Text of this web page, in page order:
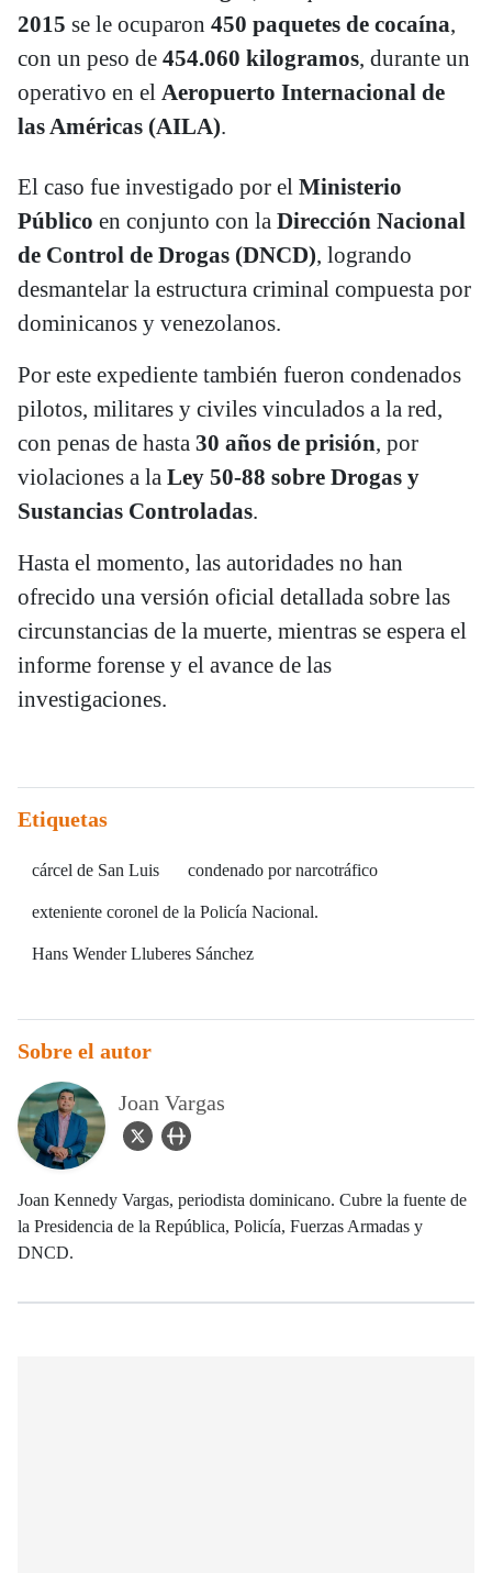
2015 se le ocuparon 450 paquetes de cocaína,
con un peso de 454.060 kilogramos, durante un
operativo en el Aeropuerto Internacional de
las Américas (AILA).
El caso fue investigado por el Ministerio
Público en conjunto con la Dirección Nacional
de Control de Drogas (DNCD), logrando
desmantelar la estructura criminal compuesta por
dominicanos y venezolanos.
Por este expediente también fueron condenados
pilotos, militares y civiles vinculados a la red,
con penas de hasta 30 años de prisión, por
violaciones a la Ley 50-88 sobre Drogas y
Sustancias Controladas.
Hasta el momento, las autoridades no han
ofrecido una versión oficial detallada sobre las
circunstancias de la muerte, mientras se espera el
informe forense y el avance de las
investigaciones.
Etiquetas
cárcel de San Luis condenado por narcotráfico
exteniente coronel de la Policía Nacional.
Hans Wender Lluberes Sánchez
Sobre el autor
Joan Vargas
twitter Iconuser_url Icon
Joan Kennedy Vargas, periodista dominicano. Cubre la fuente de
la Presidencia de la República, Policía, Fuerzas Armadas y
DNCD.